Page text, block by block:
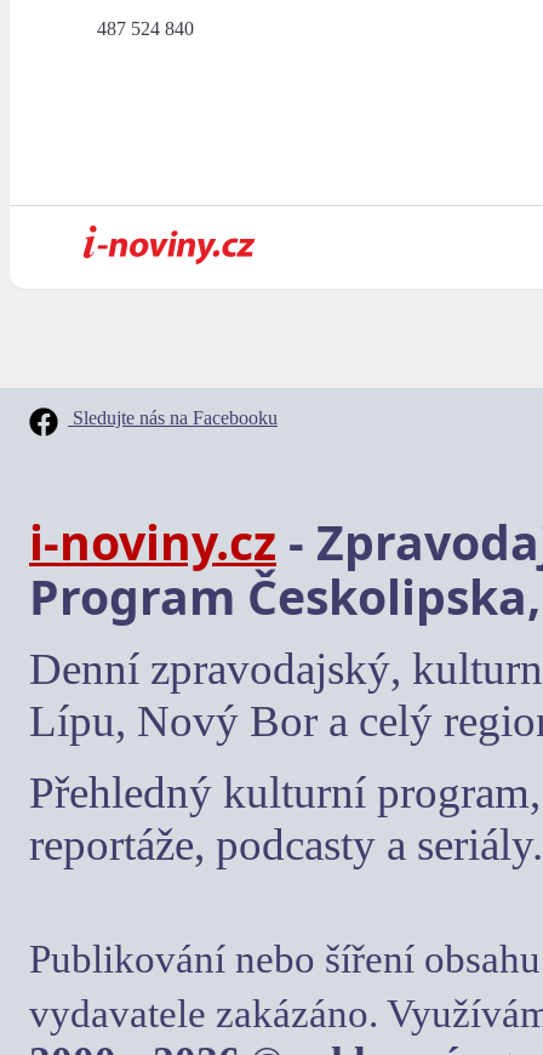
487 524 840
Sledujte nás na Facebooku
i-noviny.cz -
Program
Denní zpravodajský,
Lípu, Nový Bor a celý
Přehledný kulturní
reportáže, podcasty a seriály.
Publikování nebo šíření
vydavatele zakázáno.